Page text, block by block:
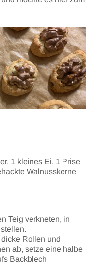
1 kleines Ei, 1 Prise
Walnusskerne
Teig verkneten, in
Rollen und
ab, setze eine halbe
Backblech